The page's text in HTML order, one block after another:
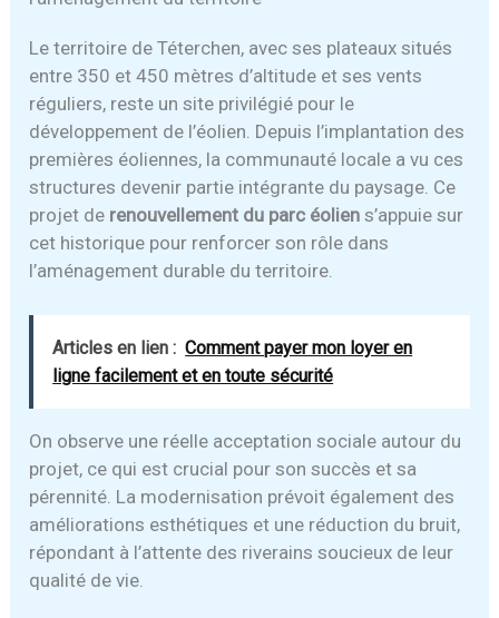
Le territoire de Téterchen, avec ses plateaux situés
entre 350 et 450 mètres d’altitude et ses vents
réguliers, reste un site privilégié pour le
développement de l’éolien. Depuis l’implantation des
premières éoliennes, la communauté locale a vu ces
structures devenir partie intégrante du paysage. Ce
projet de renouvellement du parc éolien s’appuie sur
cet historique pour renforcer son rôle dans
l’aménagement durable du territoire.
Articles en lien : Comment payer mon loyer en
ligne facilement et en toute sécurité
On observe une réelle acceptation sociale autour du
projet, ce qui est crucial pour son succès et sa
pérennité. La modernisation prévoit également des
améliorations esthétiques et une réduction du bruit,
répondant à l’attente des riverains soucieux de leur
qualité de vie.